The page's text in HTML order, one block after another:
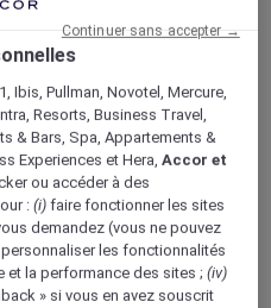
ci-dessous
Ibis, Pullman, Novotel, Mercure,
Resorts, Business Travel,
& Bars, Spa, Appartements &
Experiences et Hera,Accor et
ou accéder à des
:(i) faire fonctionner les sites
demandez (vous ne pouvez
les fonctionnalités
et la performance des sites ;(iv)
» si vous en avez souscrit
Continuer sans accepter →